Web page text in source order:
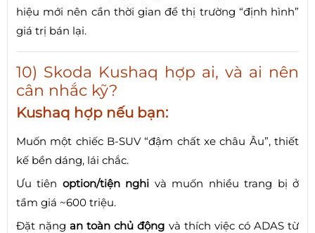
hiệu mới nên cần thời gian để thị trường “định hình”
giá trị bán lại.
10) Skoda Kushaq hợp ai, và ai nên
cân nhắc kỹ?
Kushaq hợp nếu bạn:
Muốn một chiếc B-SUV “đậm chất xe châu Âu”, thiết
kế bền dáng, lái chắc.
Ưu tiên option/tiện nghi và muốn nhiều trang bị ở
tầm giá ~600 triệu.
Đặt nặngan toàn chủ động và thích việc có ADAS từ